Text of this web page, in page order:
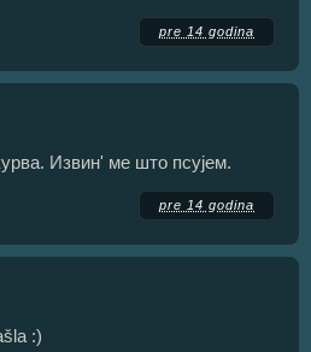
pre 14 godina
Извин' ме што псујем.
pre 14 godina
:)